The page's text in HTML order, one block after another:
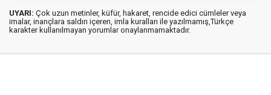
UYARI: Çok uzun metinler, küfür, hakaret, rencide edici cümleler veya
imalar, inançlara saldırı içeren, imla kuralları ile yazılmamış,Türkçe
karakter kullanılmayan yorumlar onaylanmamaktadır.